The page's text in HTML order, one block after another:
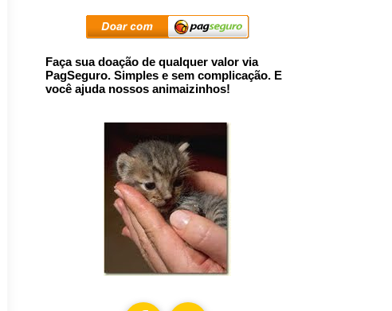
Faça sua doação de qualquer valor via
PagSeguro. Simples e sem complicação. E
você ajuda nossos animaizinhos!